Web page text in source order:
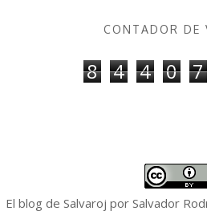
CONTADOR DE
8 4 4 0 7
El blog de Salvaroj por Salvador